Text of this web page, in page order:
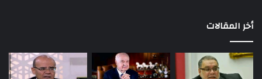
أخر المقالات